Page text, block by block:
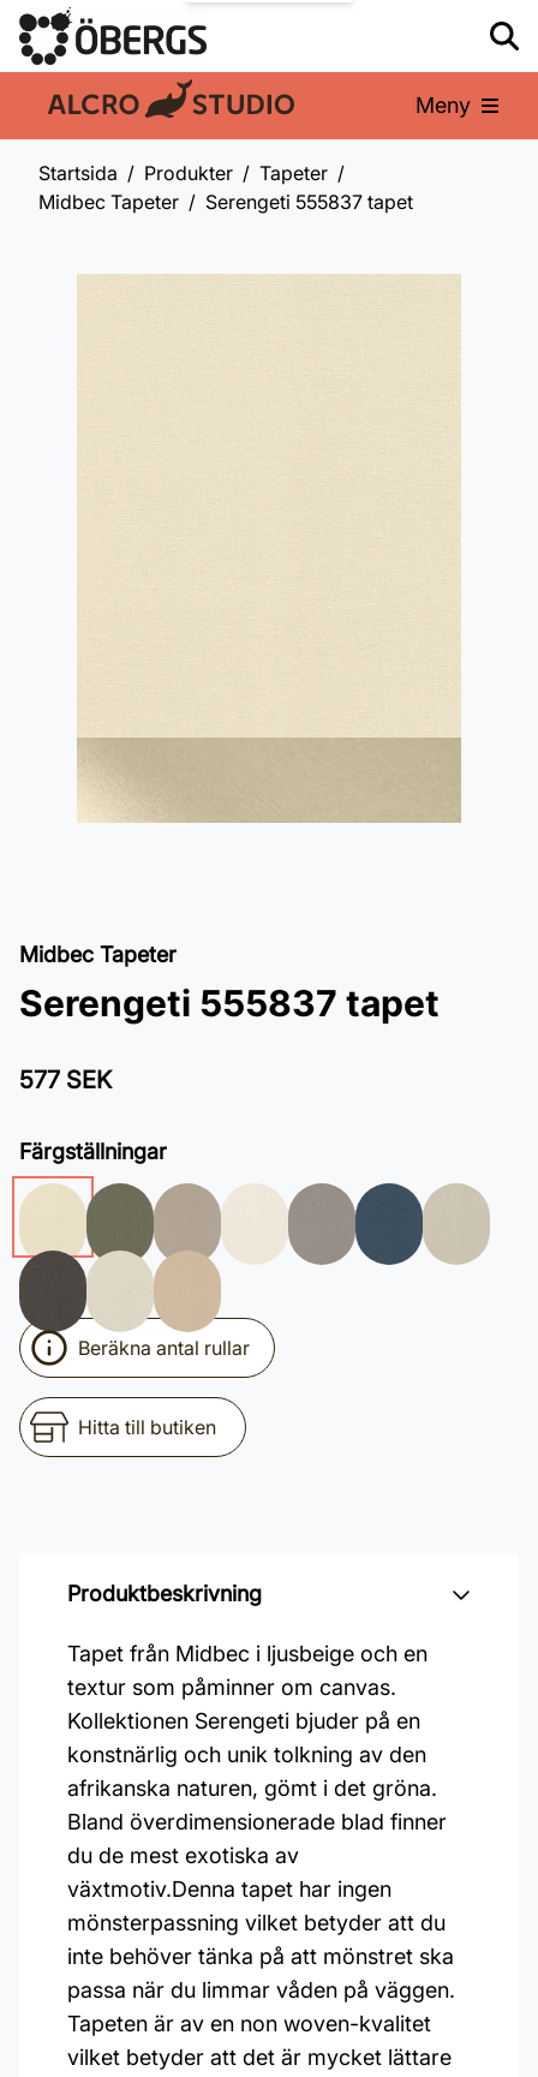
En del av: Meny
Startsida Produkter
Tapeter
Midbec Tapeter
Serengeti 555837 tapet
Midbec Tapeter
Serengeti 555837 tapet
577 SEK
Färgställningar
Beräkna antal rullar
Hitta till butiken
Produktbeskrivning
Tapet från Midbec i ljusbeige och en
textur som påminner om canvas.
Kollektionen Serengeti bjuder på en
konstnärlig och unik tolkning av den
afrikanska naturen, gömt i det gröna.
Bland överdimensionerade blad finner
du de mest exotiska av
växtmotiv.Denna tapet har ingen
mönsterpassning vilket betyder att du
inte behöver tänka på att mönstret ska
passa när du limmar våden på väggen.
Tapeten är av en non woven-kvalitet
vilket betyder att det är mycket lättare